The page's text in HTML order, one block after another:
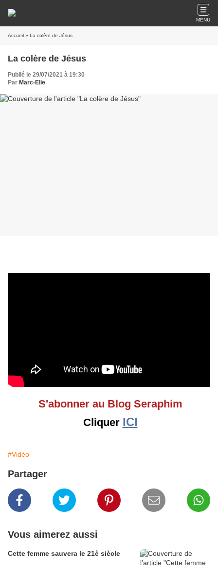
MENU
Accueil » La colère de Jésus
La colère de Jésus
Publié le 29/07/2021 à 19:30
Par Marc-Elie
S'abonner au Blog Seraphim
Cliquer ICI
#Vidéo
Partager
Vous aimerez aussi
Cette femme sauvera le 21è siècle